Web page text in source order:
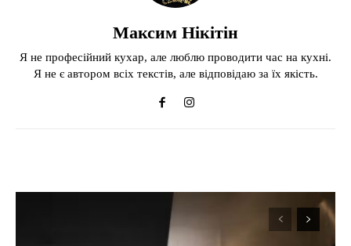
Максим Нікітін
Я не професійний кухар, але люблю проводити час на кухні.
Я не є автором всіх текстів, але відповідаю за їх якість.